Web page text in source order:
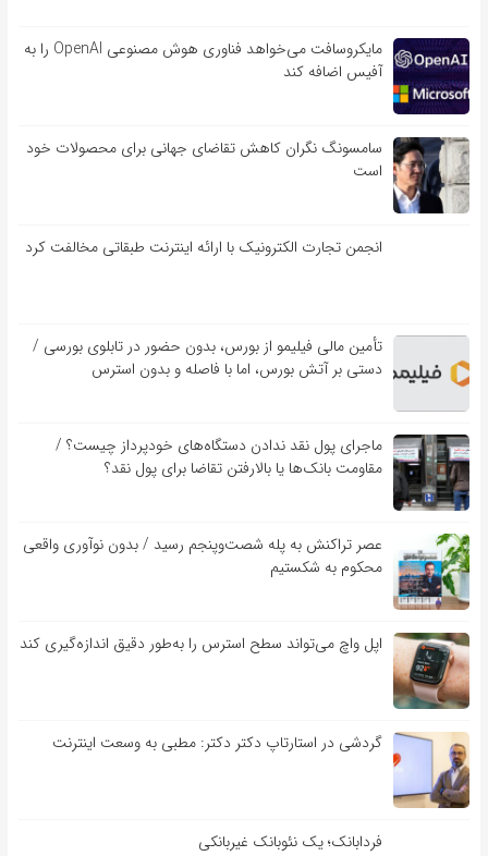
مایکروسافت می‌خواهد فناوری هوش مصنوعی OpenAI را به
آفیس اضافه کند
سامسونگ نگران کاهش تقاضای جهانی برای محصولات خود
است
انجمن تجارت الکترونیک با ارائه اینترنت طبقاتی مخالفت کرد
تأمین مالی فیلیمو از بورس، بدون حضور در تابلوی بورسی /
دستی بر آتش بورس، اما با فاصله و بدون استرس
ماجرای پول نقد ندادن دستگاه‌های خودپرداز چیست؟ /
مقاومت بانک‌ها یا بالارفتن تقاضا برای پول نقد؟
عصر تراکنش به پله شصت‌وپنجم رسید / بدون نوآوری واقعی
محکوم به شکستیم
اپل واچ می‌تواند سطح استرس را به‌طور دقیق اندازه‌گیری کند
گردشی در استارتاپ دکتر دکتر: مطبی به وسعت اینترنت
فردابانک؛ یک نئوبانک غیربانکی